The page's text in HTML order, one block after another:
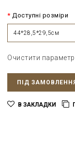
Доступні розміри
44*28,5*29,5см
Очистити
ПІД
В ЗАКЛАДКИ